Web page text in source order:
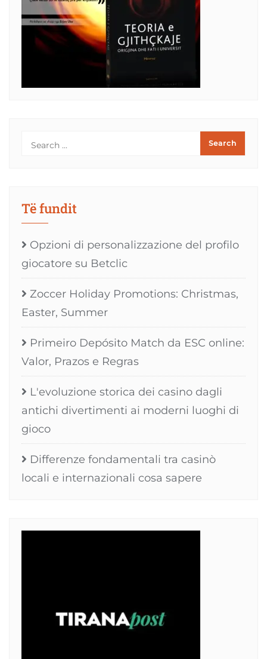
Të fundit
Opzioni di personalizzazione del profilo
giocatore su Betclic
Zoccer Holiday Promotions: Christmas,
Easter, Summer
Primeiro Depósito Match da ESC online:
Valor, Prazos e Regras
L'evoluzione storica dei casino dagli
antichi divertimenti ai moderni luoghi di
gioco
Differenze fondamentali tra casinò
locali e internazionali cosa sapere